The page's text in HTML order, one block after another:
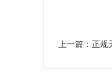
上一篇：正规